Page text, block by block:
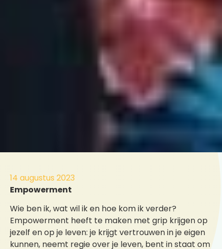
14 augustus 2023
Empowerment
Wie ben ik, wat wil ik en hoe kom ik verder?
Empowerment heeft te maken met grip krijgen op
jezelf en op je leven: je krijgt vertrouwen in je eigen
kunnen, neemt regie over je leven, bent in staat om